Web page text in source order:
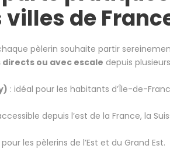
de
pèlerin souhaite partir
ou avec escale depuis
: idéal pour les habitants d’Île-de-
depuis l’est de la France, la
les pèlerins de l’Est et du Grand Est.